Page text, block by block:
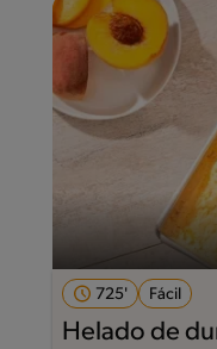
725' Fácil
Helado de